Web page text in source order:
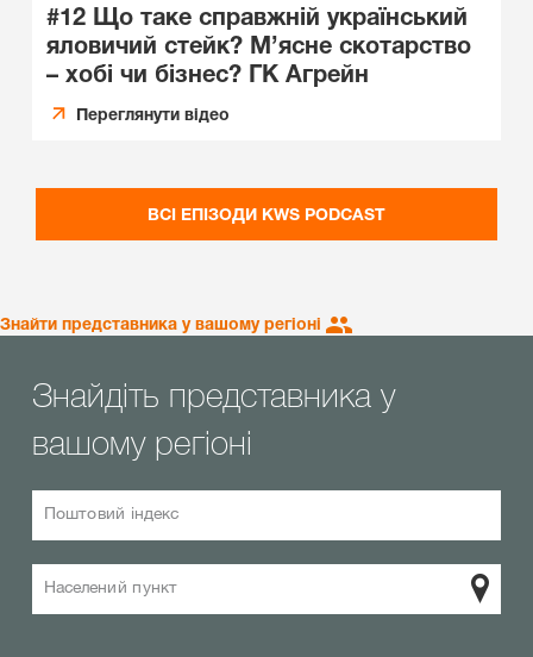
#12 Що таке справжній український
яловичий стейк? М’ясне скотарство
– хобі чи бізнес? ГК Агрейн
Переглянути відео
ВСІ ЕПІЗОДИ KWS PODCAST
Знайти представника у вашому регіоні
Знайдіть представника у
вашому регіоні
Поштовий індекс
Населений пункт